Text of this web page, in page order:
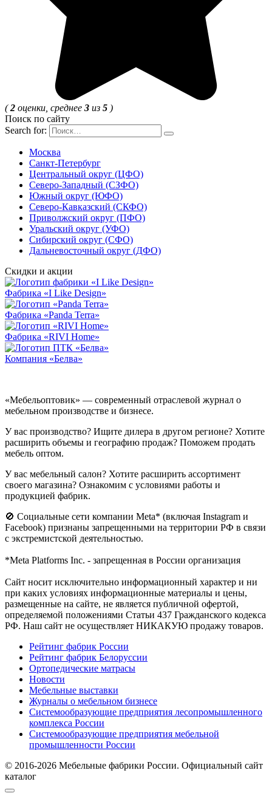
(2 оценки, среднее 3 из 5 )
Поиск по сайту
Search for:
Москва
Санкт-Петербург
Центральный округ (ЦФО)
Северо-Западный (СЗФО)
Южный округ (ЮФО)
Северо-Кавказский (СКФО)
Приволжский округ (ПФО)
Уральский округ (УФО)
Сибирский округ (СФО)
Дальневосточный округ (ДФО)
Скидки и акции
Фабрика «I Like Design»
Фабрика «Panda Terra»
Фабрика «RIVI Home»
Компания «Белва»
«Мебельоптовик» — современный отраслевой журнал о
мебельном производстве и бизнесе.
У вас производство? Ищите дилера в другом регионе? Хотите
расширить объемы и географию продаж? Поможем продать
мебель оптом.
У вас мебельный салон? Хотите расширить ассортимент
своего магазина? Ознакомим с условиями работы и
продукцией фабрик.
🚫 Социальные сети компании Meta* (включая Instagram и
Facebook) признаны запрещенными на территории РФ в связи
с экстремистской деятельностью.
*Meta Platforms Inc. - запрещенная в России организация
Cайт носит исключительно информационный характер и ни
при каких условиях информационные материалы и цены,
размещенные на сайте, не является публичной офертой,
определяемой положениями Статьи 437 Гражданского кодекса
РФ. Наш сайт не осуществляет НИКАКУЮ продажу товаров.
Рейтинг фабрик России
Рейтинг фабрик Белоруссии
Ортопедические матрасы
Новости
Мебельные выставки
Журналы о мебельном бизнесе
Системообразующие предприятия лесопромышленного
комплекса России
Системообразующие предприятия мебельной
промышленности России
© 2016-2026 Мебельные фабрики России. Официальный сайт
каталог